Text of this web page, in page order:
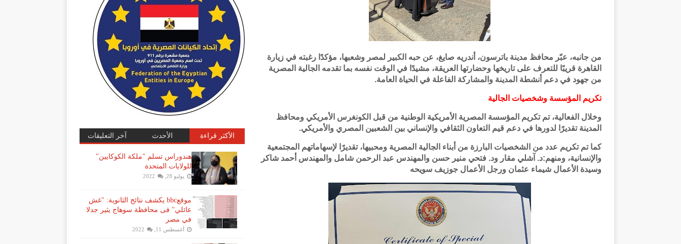
من جانبه، عبّر محافظ مدينة باترسون، أندريه صايغ، عن حبه الكبير لمصر وشعبها، مؤكدًا رغبته في زيارة
القاهرة قريبًا للتعرف على تاريخها وحضارتها العريقة، مشيدًا في الوقت نفسه بما تقدمه الجالية المصرية
من جهود في دعم أنشطة المدينة والمشاركة الفاعلة في الحياة العامة.
تكريم المؤسسة وشخصيات الجالية
وخلال الفعالية، تم تكريم المؤسسة المصرية الأمريكية الوطنية من قبل الكونغرس الأمريكي ومحافظ
المدينة تقديرًا لدورها في دعم قيم التعاون الثقافي والإنساني بين الشعبين المصري والأمريكي.
كما تم تكريم عدد من الشخصيات البارزة من أبناء الجالية المصرية ومحبيها، تقديرًا لإسهاماتهم المجتمعية
والإنسانية، ومنهم:د. آشلي مقار ود. فتحي منير حسن والمهندس عبد الرحمن شامل والمهندس أحمد شاكر
وسيدة الأعمال شيماء عثمان ورجل الأعمال جوزيف سويحه
الأكثر قراءة الأحدث آخر التعليقات
هندوراس تسلم "ملكة الكوكايين"
للولايات المتحدة
يوليو 28, 2022
موقعbbc يكشف نتائج الثانوية: "غش
عائلي" فى محافظة سوهاج يثير جدلا
في مصر
أغسطس 11, 2022